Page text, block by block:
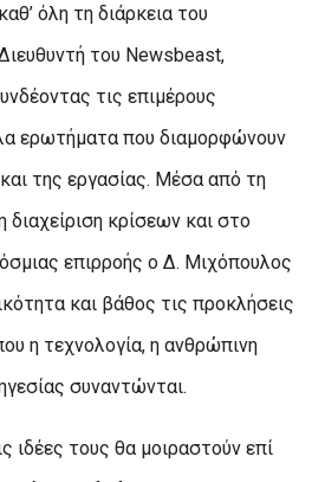
όλη τη διάρκεια του
του Newsbeast,
τις επιμέρους
ερωτήματα που διαμορφώνουν
της εργασίας. Μέσα από τη
διαχείριση κρίσεων και στο
επιρροής ο Δ. Μιχόπουλος
και βάθος τις προκλήσεις
η τεχνολογία, η ανθρώπινη
συναντώνται.
ιδέες τους θα μοιραστούν επί